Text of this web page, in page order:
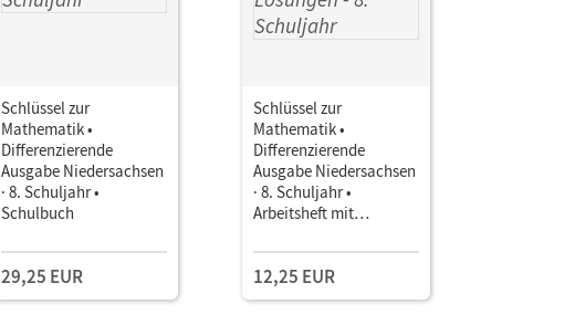
Schlüssel zur
Mathematik •
Differenzierende
Ausgabe Niedersachsen
· 8. Schuljahr •
Schulbuch
29,25 EUR
Schlüssel zur
Mathematik •
Differenzierende
Ausgabe Niedersachsen
· 8. Schuljahr •
Arbeitsheft mit
12,25 EUR